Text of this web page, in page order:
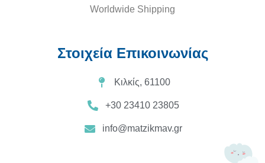
Worldwide Shipping
Στοιχεία Επικοινωνίας
Κιλκίς, 61100
+30 23410 23805
info@matzikmav.gr